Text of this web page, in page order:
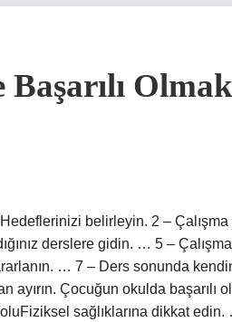
belirleyin. 2 – Çalışma
derslere gidin. … 5 –
… 7 – Ders sonunda
Çocuğun okulda başarılı
sağlıklarına dikkat